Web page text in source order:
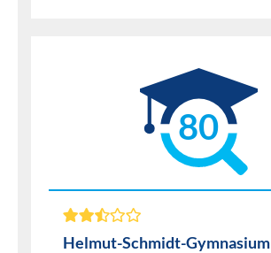
80
Helmut-Schmidt-Gymnasium